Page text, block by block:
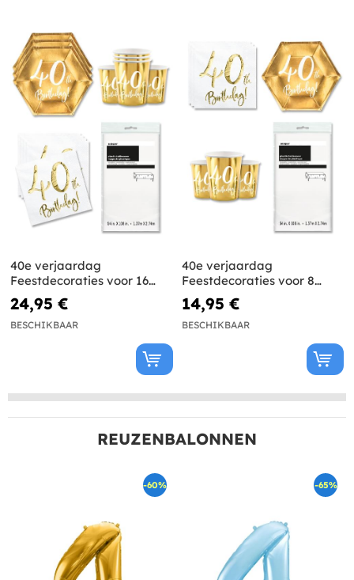
40e verjaardag
Feestdecoraties voor 16
personen
24,95 €
BESCHIKBAAR
40e verjaardag
Feestdecoraties voor 8
personen
14,95 €
BESCHIKBAAR
REUZENBALONNEN
-60% -65%